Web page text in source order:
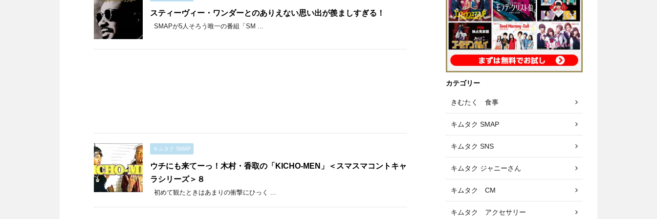
スティーヴィー・ワンダーとのありえない思い出が羨ましすぎる！
SMAPが5人そろう唯一の番組「SM ...
キムタク SMAP
ウチにも来てーっ！木村・香取の「KICHO-MEN」＜スマスマコントキャ
ラシリーズ＞８
初めて観たときはあまりの衝撃にひっく ...
カテゴリー
きむたく 食事
キムタク SMAP
キムタク SNS
キムタク ジャニーさん
キムタク CM
キムタク アクセサリー